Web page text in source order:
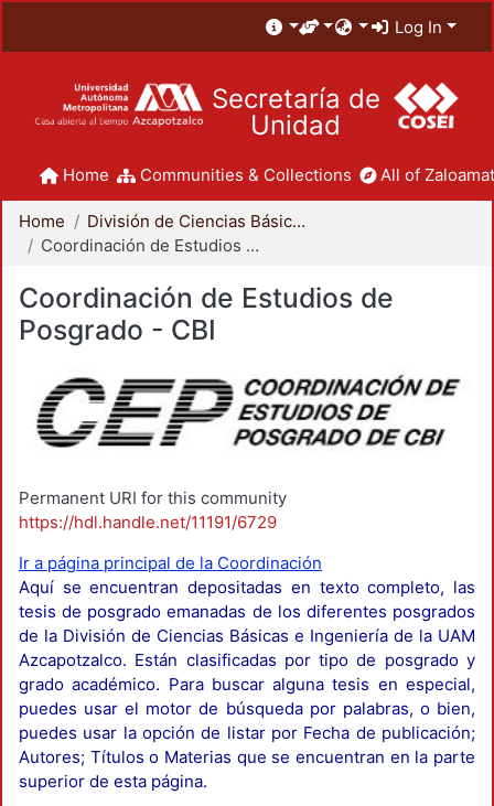
Log In
Secretaría de
Unidad
Home Communities & Collections All of
Home
División de Ciencias Básicas e Ingeniería
Coordinación de Estudios de Posgrado - CBI
Coordinación de Estudios de
Posgrado - CBI
Permanent URI for this community
https://hdl.handle.net/11191/6729
Ir a página principal de la Coordinación
Aquí se encuentran depositadas en texto completo, las
tesis de posgrado emanadas de los diferentes posgrados
de la División de Ciencias Básicas e Ingeniería de la UAM
Azcapotzalco. Están clasificadas por tipo de posgrado y
grado académico. Para buscar alguna tesis en especial,
puedes usar el motor de búsqueda por palabras, o bien,
puedes usar la opción de listar por Fecha de publicación;
Autores; Títulos o Materias que se encuentran en la parte
superior de esta página.